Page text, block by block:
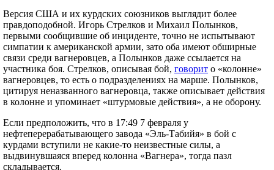
Версия США и их курдских союзников выглядит более
правдоподобной. Игорь Стрелков и Михаил Полынков,
первыми сообщившие об инциденте, точно не испытывают
симпатии к американской армии, зато оба имеют обширные
связи среди вагнеровцев, а Полынков даже ссылается на
участника боя. Стрелков, описывая бой, говорит о «колонне»
вагнеровцев, то есть о подразделениях на марше. Полынков,
цитируя неназванного вагнеровца, также описывает действия
в колонне и упоминает «штурмовые действия», а не оборону.
Если предположить, что в 17:49 7 февраля у
нефтеперерабатывающего завода «Эль-Табийя» в бой с
курдами вступили не какие-то неизвестные силы, а
выдвинувшаяся вперед колонна «Вагнера», тогда пазл
складывается.